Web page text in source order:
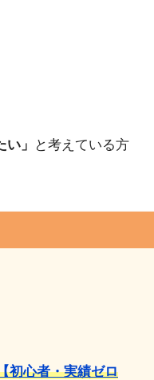
」
と考えている方
初心者・実績ゼロ